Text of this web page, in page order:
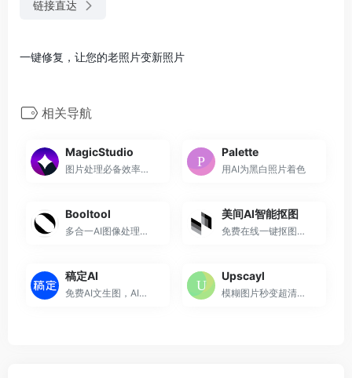
链接直达
一键修复，让您的老照片变新照片
相关导航
MagicStudio
图片处理必备效率神器！为你...
Palette
用AI为黑白照片着色
Booltool
多合一AI图像处理网站，快速...
美间AI智能抠图
免费在线一键抠图，只需3步即...
稿定AI
免费AI文生图，AI灵感绘图/扩...
Upscayl
模糊图片秒变超清！开源免费 ...